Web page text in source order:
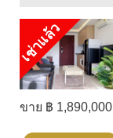
เช่าแล้ว
ขาย ฿ 1,890,000